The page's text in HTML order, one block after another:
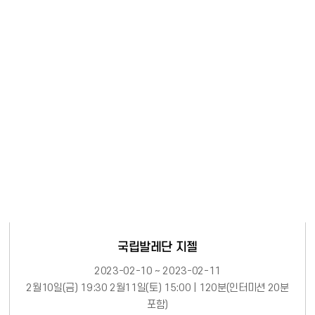
국립발레단 지젤
2023-02-10 ~ 2023-02-11
2월10일(금) 19:30 2월11일(토) 15:00 | 120분(인터미션 20분
포함)